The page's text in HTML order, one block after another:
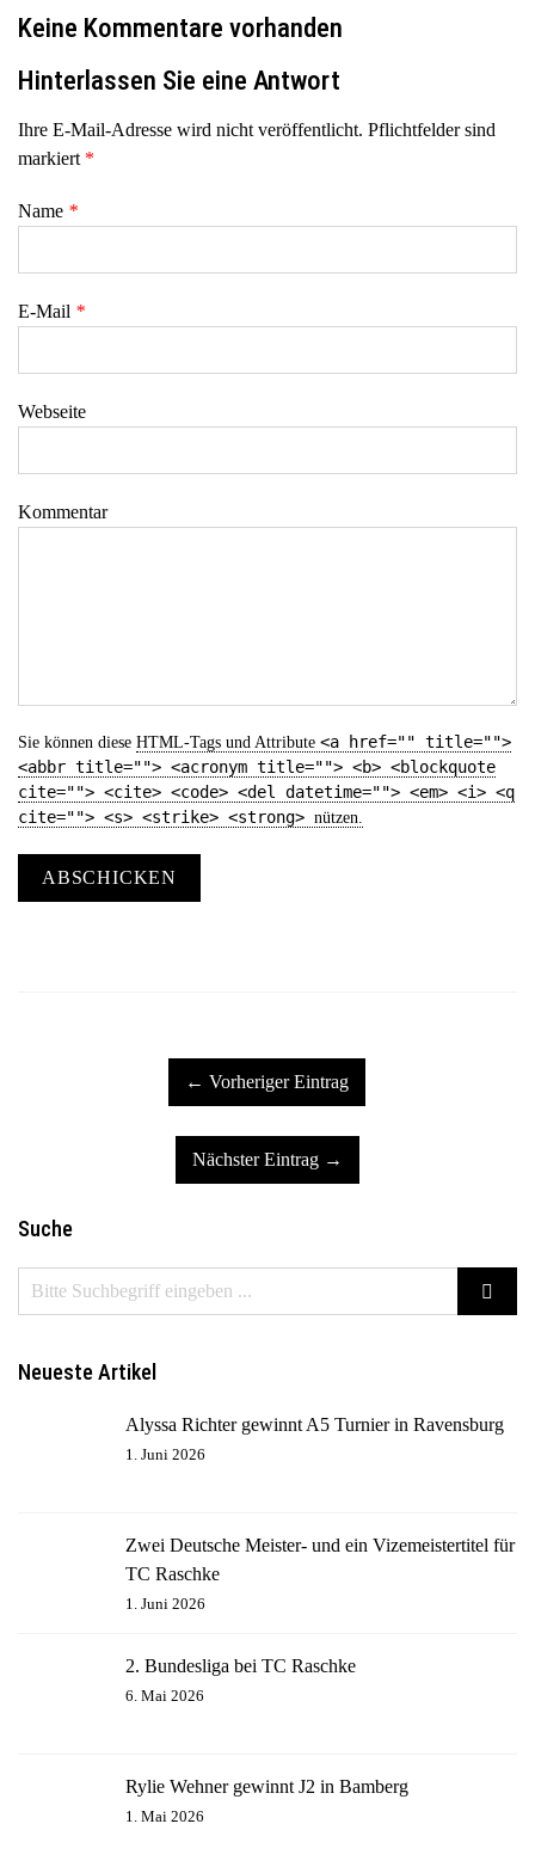
Keine Kommentare vorhanden
Hinterlassen Sie eine Antwort
Ihre E-Mail-Adresse wird nicht veröffentlicht. Pflichtfelder sind
markiert *
Name *
E-Mail *
Webseite
Kommentar
Sie können diese HTML-Tags und Attribute <a href="" title="">
<abbr title=""> <acronym title=""> <b> <blockquote
cite=""> <cite> <code> <del datetime=""> <em> <i> <q
cite=""> <s> <strike> <strong> nützen.
ABSCHICKEN
← Vorheriger Eintrag
Nächster Eintrag →
Suche
Neueste Artikel
Alyssa Richter gewinnt A5 Turnier in Ravensburg
1. Juni 2026
Zwei Deutsche Meister- und ein Vizemeistertitel für
TC Raschke
1. Juni 2026
2. Bundesliga bei TC Raschke
6. Mai 2026
Rylie Wehner gewinnt J2 in Bamberg
1. Mai 2026